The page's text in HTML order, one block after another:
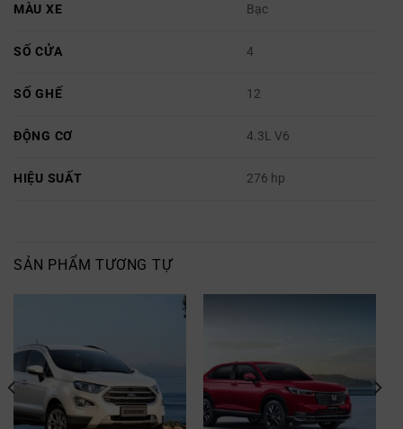
MÀU XE Bạc
SỐ CỬA 4
SỐ GHẾ 12
ĐỘNG CƠ 4.3L V6
HIỆU SUẤT 276 hp
SẢN PHẨM TƯƠNG TỰ